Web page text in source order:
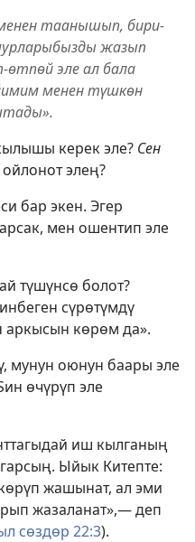
таанышып, бири-
жазып
өтпөй эле ал бала
менен түшкөн
керек эле? Сен
элең?
бар экен. Эгер
мен ошентип эле
түшүнсө болот?
сүрөтүмдү
аркысын көрөм да».
мунун оюнун баары эле
өчүрүп эле
иш кылганың
Ыйык Китепте:
жашынат, ал эми
жазаланат»,— деп
сөздөр 22:3).